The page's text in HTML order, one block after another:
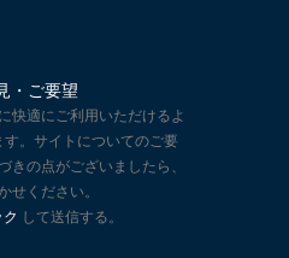
・ご要望
快適にご利用いただけるよ
す。サイトについてのご要
きの点がございましたら、
せください。
して送信する。